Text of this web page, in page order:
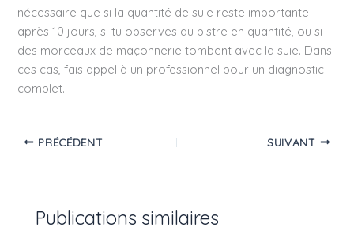
nécessaire que si la quantité de suie reste importante
après 10 jours, si tu observes du bistre en quantité, ou si
des morceaux de maçonnerie tombent avec la suie. Dans
ces cas, fais appel à un professionnel pour un diagnostic
complet.
PRÉCÉDENT SUIVANT
Publications similaires